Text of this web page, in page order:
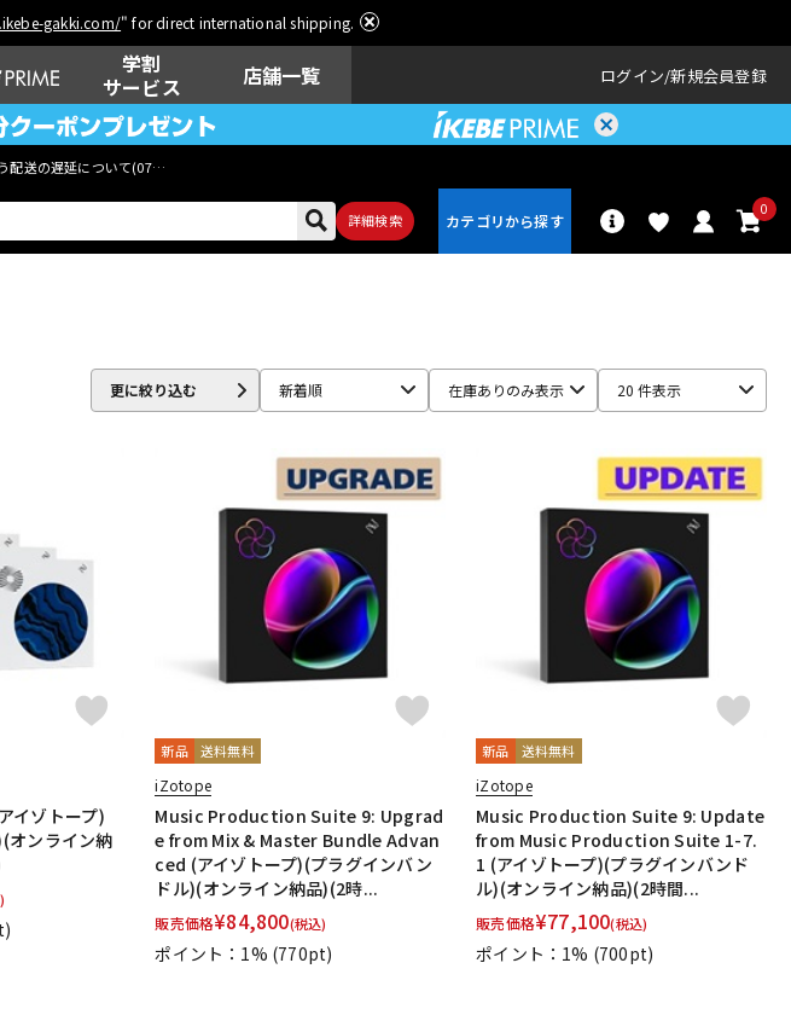
gakki.com/" for direct international shipping.
学割
サービス
店舗一覧 ログイン 新規会員登録
配送の遅延について(07月29日
詳細検索
0
アンプ エフェクター
レコーディン
グ機器
配信/ライブ
機器
楽器アクセサ
更に絞り込む 新着順 在庫ありのみ表示 20 件表示
イゾトープ)
オンライン納
新品 送料無料
iZotope
Music Production Suite 9: Upgrad
e from Mix & Master Bundle Advan
ced (アイゾトープ)(プラグインバン
ドル)(オンライン納品)(2時...
販売価格¥84,800(税込)
ポイント：1% (770pt)
新品 送料無料
iZotope
Music Production Suite 9: Update
from Music Production Suite 1-7.
1 (アイゾトープ)(プラグインバンド
ル)(オンライン納品)(2時間...
販売価格¥77,100(税込)
ポイント：1% (700pt)